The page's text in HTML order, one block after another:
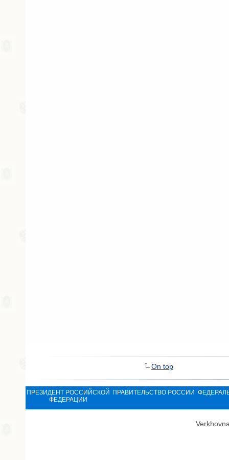
On top
ПРЕЗИДЕНТ РОССИЙСКОЙ
ФЕДЕРАЦИИ
ПРАВИТЕЛЬСТВО РОССИИ